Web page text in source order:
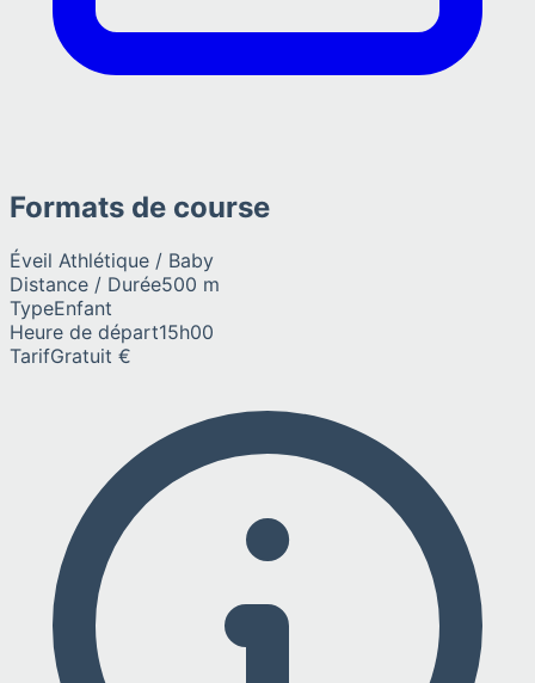
Formats de course
Éveil Athlétique / Baby
Distance / Durée500 m
TypeEnfant
Heure de départ15h00
TarifGratuit €